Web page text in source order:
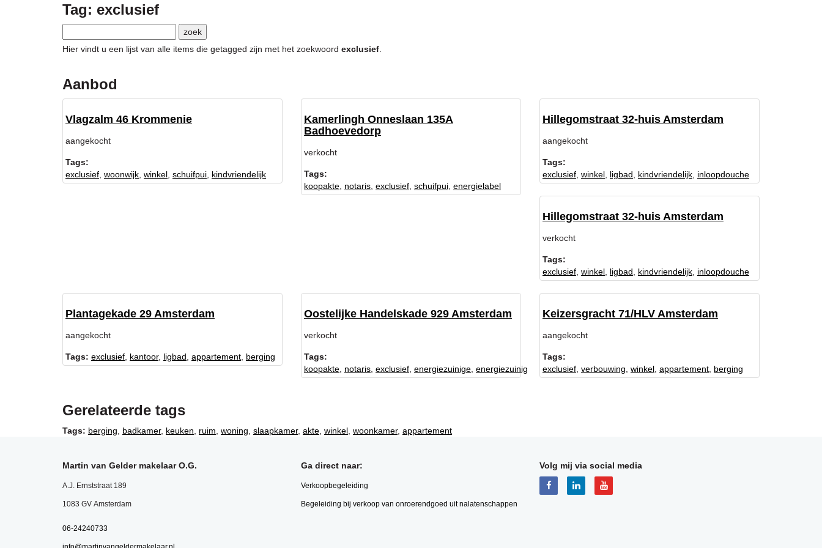
Tag: exclusief
Hier vindt u een lijst van alle items die getagged zijn met het zoekwoord exclusief
Aanbod
Vlagzalm 46 Krommenie
aangekocht
Tags:
exclusief woonwijk winkel schuifpui kindvriendelijk
Kamerlingh Onneslaan 135A
Badhoevedorp
verkocht
Tags:
koopakte notaris exclusief schuifpui energielabel
Hillegomstraat 32-huis Amsterdam
aangekocht
Tags:
exclusief winkel ligbad kindvriendelijk inloopdouche
Hillegomstraat 32-huis Amsterdam
verkocht
Tags:
exclusief winkel ligbad kindvriendelijk inloopdouche
Plantagekade 29 Amsterdam
aangekocht
Tags: exclusief kantoor, ligbad appartement berging
Oostelijke Handelskade 929 Amsterdam
verkocht
Tags:
koopakte notaris exclusief energiezuinige energiezuinig
Keizersgracht 71/HLV Amsterdam
aangekocht
Tags:
exclusief verbouwing winkel appartement berging
Gerelateerde tags
Tags: berging badkamer, keuken ruim woning slaapkamer, akte winkel woonkamer, appartement
Martin van Gelder makelaar O.G.
A.J. Ernststraat 189
1083 GV Amsterdam
06-24240733
Ga direct naar:
Verkoopbegeleiding
Begeleiding bij verkoop van onroerendgoed uit nalatenschappen
Volg mij via social media